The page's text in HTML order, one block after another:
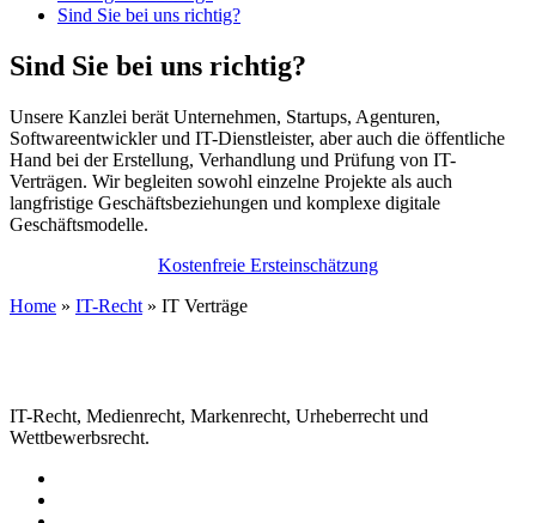
Sind Sie bei uns richtig?
Sind Sie bei uns richtig?
Unsere Kanzlei berät Unternehmen, Startups, Agenturen,
Softwareentwickler und IT-Dienstleister, aber auch die öffentliche
Hand bei der Erstellung, Verhandlung und Prüfung von IT-
Verträgen. Wir begleiten sowohl einzelne Projekte als auch
langfristige Geschäftsbeziehungen und komplexe digitale
Geschäftsmodelle.
Kostenfreie Ersteinschätzung
Home » IT-Recht » IT Verträge
IT-Recht, Medienrecht, Markenrecht, Urheberrecht und
Wettbewerbsrecht.